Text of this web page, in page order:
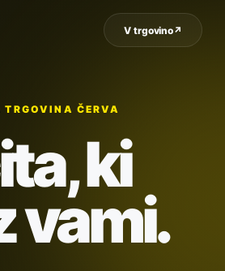
V trgovino↗
ČERVA
ki
vami.